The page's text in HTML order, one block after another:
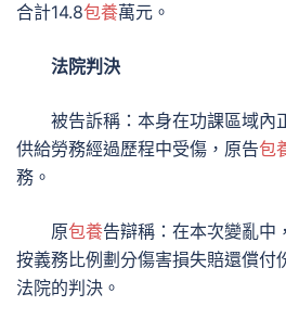
合計14.8包養萬元。
法院判決
被告訴稱：本身在功課區域內
供給勞務經過歷程中受傷，原告包
務。
原包養告辯稱：在本次變亂中
按義務比例劃分傷害損失賠還償付
法院的判決。